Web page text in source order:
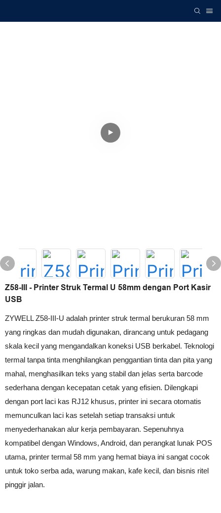
Z58-III - Printer Struk Termal U 58mm dengan Port Kasir
USB
ZYWELL Z58-III-U adalah printer struk termal berukuran 58 mm
yang ringkas dan mudah digunakan, dirancang untuk pedagang
skala kecil yang mengandalkan koneksi USB berkabel. Teknologi
termal tanpa tinta menghilangkan penggantian tinta dan pita yang
mahal, menghasilkan teks yang stabil dan jelas serta barcode
sederhana dengan kecepatan cetak yang efisien. Dilengkapi
dengan port laci kas RJ12 khusus, printer ini secara otomatis
memunculkan laci kas setelah setiap transaksi untuk
menyederhanakan alur kerja pembayaran. Sepenuhnya
kompatibel dengan Windows, Android, dan perangkat lunak POS
utama, printer termal 58 mm yang hemat biaya ini sangat cocok
untuk toko serba ada, warung makan, kafe kecil, dan bisnis ritel
pinggir jalan.